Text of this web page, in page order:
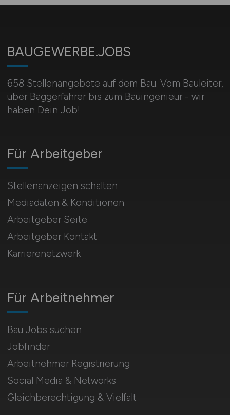
BAUGEWERBE.JOBS
658 Stellenangebote auf dem Bau. Vom Bauleiter,
über Baggerfahrer bis zum Bauingenieur - wir
haben Dein Job!
Für Arbeitnehmer
Bau Jobs suchen
Jobfinder
Arbeitnehmer Registrierung
Social Media & Networks
Gleichberechtigung & Vielfalt
Für Arbeitgeber
Stellenanzeigen schalten
Mediadaten & Konditionen
Arbeitgeber Seite
Arbeitgeber Kontakt
Karrierenetzwerk